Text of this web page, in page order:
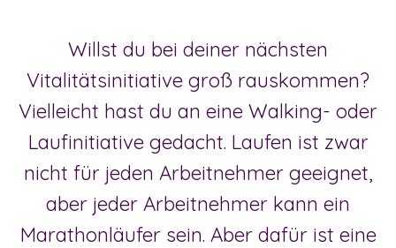
Willst du bei deiner nächsten
Vitalitätsinitiative groß rauskommen?
Vielleicht hast du an eine Walking- oder
Laufinitiative gedacht. Laufen ist zwar
nicht für jeden Arbeitnehmer geeignet,
aber jeder Arbeitnehmer kann ein
Marathonläufer sein. Aber dafür ist eine